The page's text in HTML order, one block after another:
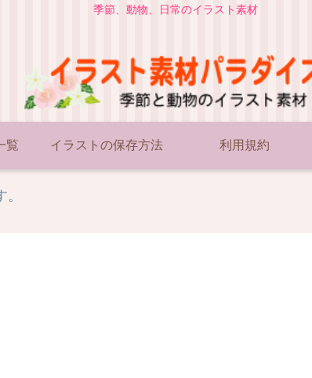
季節、動物、日常のイラスト素材
覧 イラストの保存方法 利用規約